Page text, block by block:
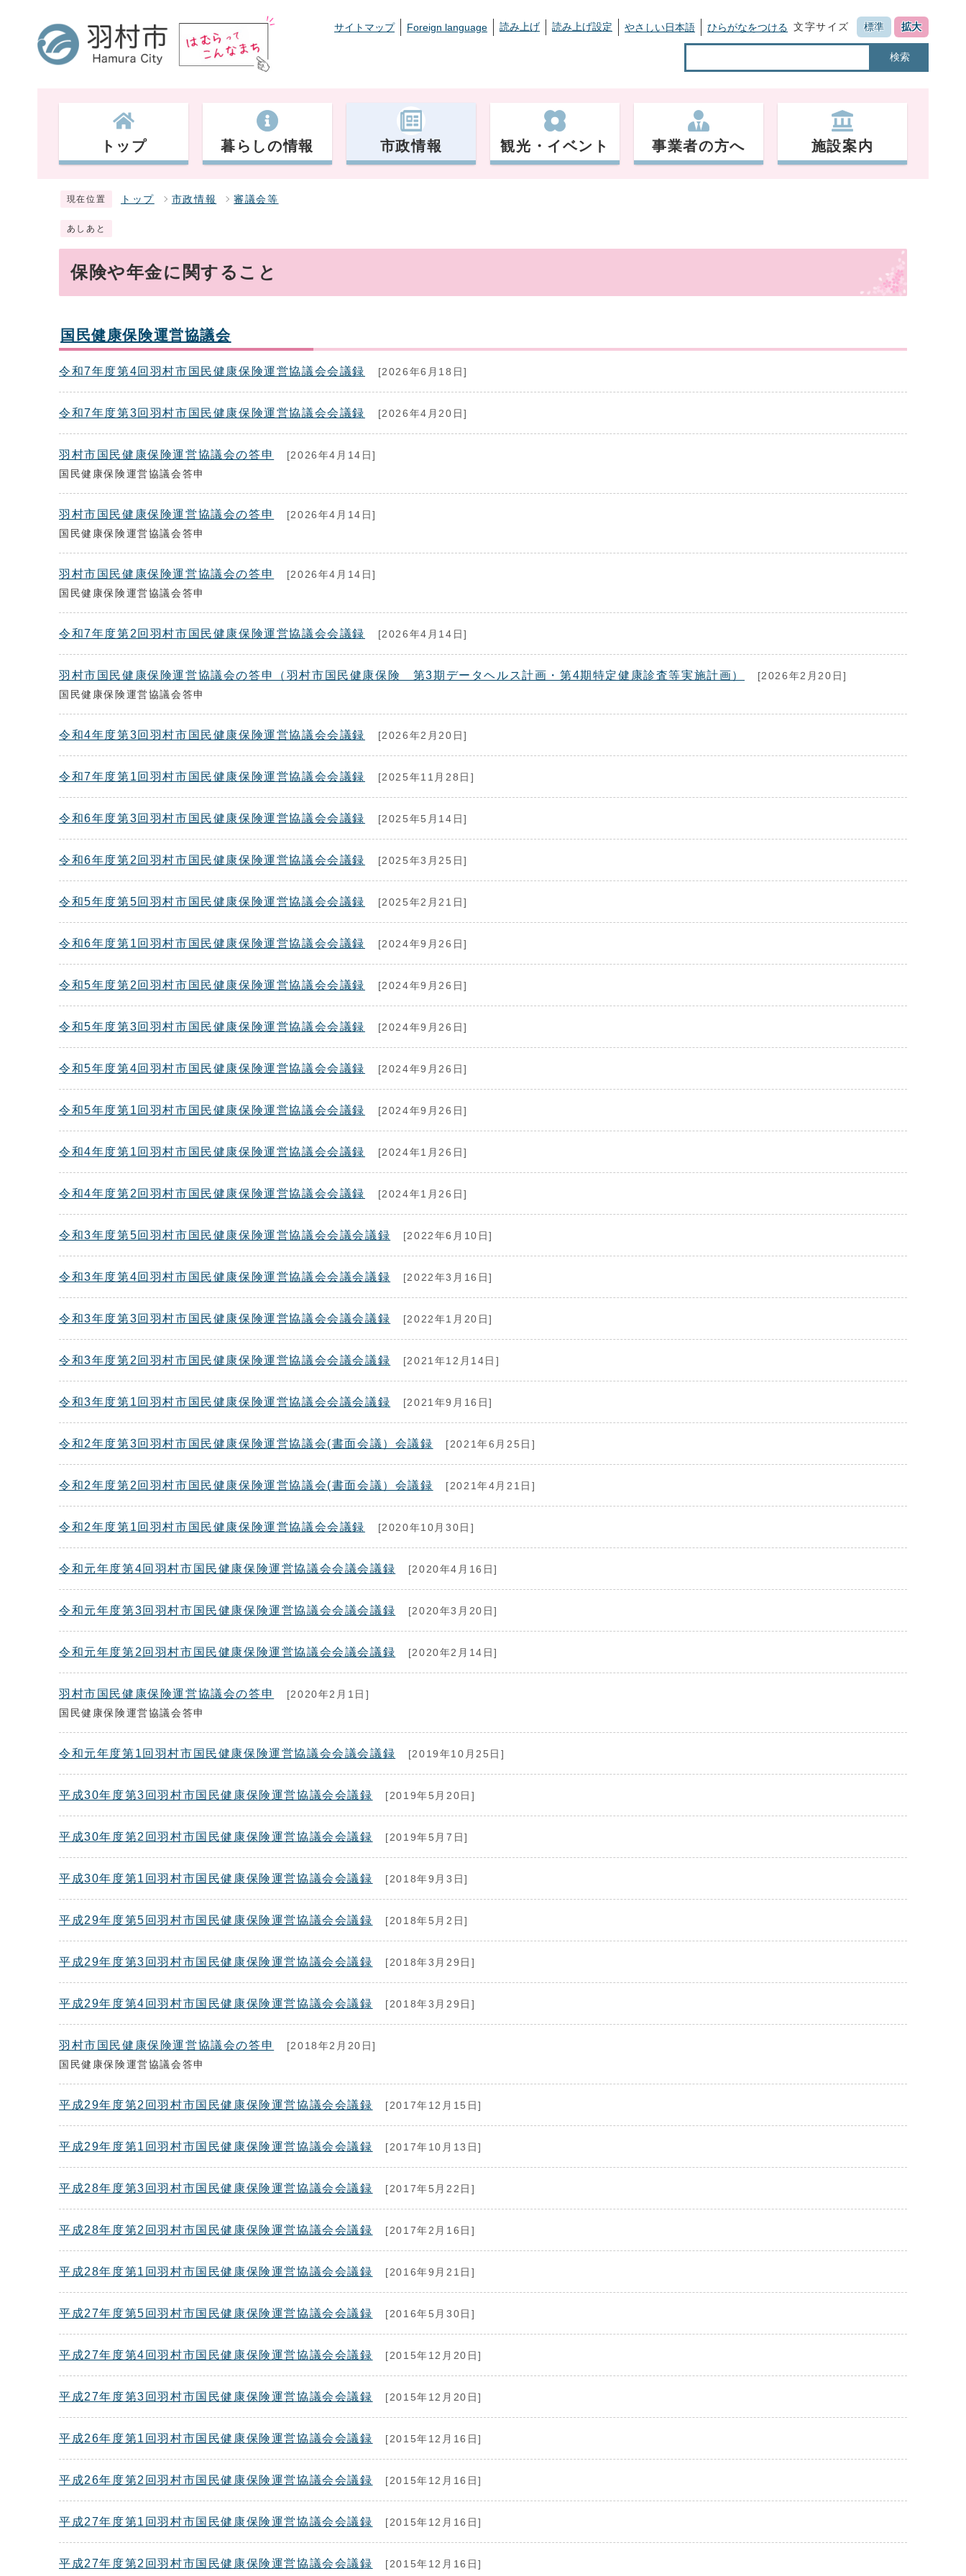
サイトマップ Foreign language 読み上げ 読み上げ設定 やさしい日本語 ひらがなをつける 文字サイズ 標準 拡大
検索
トップ 暮らしの情報 市政情報 観光・イベント 事業者の方へ 施設案内
現在位置 トップ 市政情報 審議会等
あしあと
保険や年金に関すること
国民健康保険運営協議会
令和7年度第4回羽村市国民健康保険運営協議会会議録 [2026年6月18日]
令和7年度第3回羽村市国民健康保険運営協議会会議録 [2026年4月20日]
羽村市国民健康保険運営協議会の答申
[2026年4月14日]
国民健康保険運営協議会答申
羽村市国民健康保険運営協議会の答申
[2026年4月14日]
国民健康保険運営協議会答申
羽村市国民健康保険運営協議会の答申
[2026年4月14日]
国民健康保険運営協議会答申
令和7年度第2回羽村市国民健康保険運営協議会会議録 [2026年4月14日]
羽村市国民健康保険運営協議会の答申（羽村市国民健康保険 第3期データヘルス計画・第4期特定健康診査等実施計画）
[2026年2月20日]
国民健康保険運営協議会答申
令和4年度第3回羽村市国民健康保険運営協議会会議録 [2026年2月20日]
令和7年度第1回羽村市国民健康保険運営協議会会議録 [2025年11月28日]
令和6年度第3回羽村市国民健康保険運営協議会会議録 [2025年5月14日]
令和6年度第2回羽村市国民健康保険運営協議会会議録 [2025年3月25日]
令和5年度第5回羽村市国民健康保険運営協議会会議録 [2025年2月21日]
令和6年度第1回羽村市国民健康保険運営協議会会議録 [2024年9月26日]
令和5年度第2回羽村市国民健康保険運営協議会会議録 [2024年9月26日]
令和5年度第3回羽村市国民健康保険運営協議会会議録 [2024年9月26日]
令和5年度第4回羽村市国民健康保険運営協議会会議録 [2024年9月26日]
令和5年度第1回羽村市国民健康保険運営協議会会議録 [2024年9月26日]
令和4年度第1回羽村市国民健康保険運営協議会会議録 [2024年1月26日]
令和4年度第2回羽村市国民健康保険運営協議会会議録 [2024年1月26日]
令和3年度第5回羽村市国民健康保険運営協議会会議会議録 [2022年6月10日]
令和3年度第4回羽村市国民健康保険運営協議会会議会議録 [2022年3月16日]
令和3年度第3回羽村市国民健康保険運営協議会会議会議録 [2022年1月20日]
令和3年度第2回羽村市国民健康保険運営協議会会議会議録 [2021年12月14日]
令和3年度第1回羽村市国民健康保険運営協議会会議会議録 [2021年9月16日]
令和2年度第3回羽村市国民健康保険運営協議会(書面会議）会議録 [2021年6月25日]
令和2年度第2回羽村市国民健康保険運営協議会(書面会議）会議録 [2021年4月21日]
令和2年度第1回羽村市国民健康保険運営協議会会議録 [2020年10月30日]
令和元年度第4回羽村市国民健康保険運営協議会会議会議録 [2020年4月16日]
令和元年度第3回羽村市国民健康保険運営協議会会議会議録 [2020年3月20日]
令和元年度第2回羽村市国民健康保険運営協議会会議会議録 [2020年2月14日]
羽村市国民健康保険運営協議会の答申
[2020年2月1日]
国民健康保険運営協議会答申
令和元年度第1回羽村市国民健康保険運営協議会会議会議録 [2019年10月25日]
平成30年度第3回羽村市国民健康保険運営協議会会議録 [2019年5月20日]
平成30年度第2回羽村市国民健康保険運営協議会会議録 [2019年5月7日]
平成30年度第1回羽村市国民健康保険運営協議会会議録 [2018年9月3日]
平成29年度第5回羽村市国民健康保険運営協議会会議録 [2018年5月2日]
平成29年度第3回羽村市国民健康保険運営協議会会議録 [2018年3月29日]
平成29年度第4回羽村市国民健康保険運営協議会会議録 [2018年3月29日]
羽村市国民健康保険運営協議会の答申
[2018年2月20日]
国民健康保険運営協議会答申
平成29年度第2回羽村市国民健康保険運営協議会会議録 [2017年12月15日]
平成29年度第1回羽村市国民健康保険運営協議会会議録 [2017年10月13日]
平成28年度第3回羽村市国民健康保険運営協議会会議録 [2017年5月22日]
平成28年度第2回羽村市国民健康保険運営協議会会議録 [2017年2月16日]
平成28年度第1回羽村市国民健康保険運営協議会会議録 [2016年9月21日]
平成27年度第5回羽村市国民健康保険運営協議会会議録 [2016年5月30日]
平成27年度第4回羽村市国民健康保険運営協議会会議録 [2015年12月20日]
平成27年度第3回羽村市国民健康保険運営協議会会議録 [2015年12月20日]
平成26年度第1回羽村市国民健康保険運営協議会会議録 [2015年12月16日]
平成26年度第2回羽村市国民健康保険運営協議会会議録 [2015年12月16日]
平成27年度第1回羽村市国民健康保険運営協議会会議録 [2015年12月16日]
平成27年度第2回羽村市国民健康保険運営協議会会議録 [2015年12月16日]